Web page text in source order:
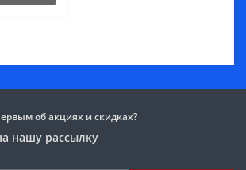
об акциях и скидках?
нашу рассылку